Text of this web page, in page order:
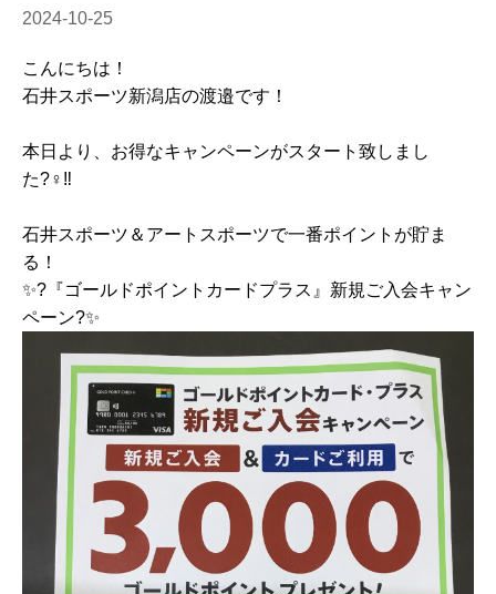
2024-10-25
こんにちは！
石井スポーツ新潟店の渡邉です！
本日より、お得なキャンペーンがスタート致しまし
た?‍♀️‼️
石井スポーツ＆アートスポーツで一番ポイントが貯ま
る！
✨?『ゴールドポイントカードプラス』新規ご入会キャン
ペーン?✨